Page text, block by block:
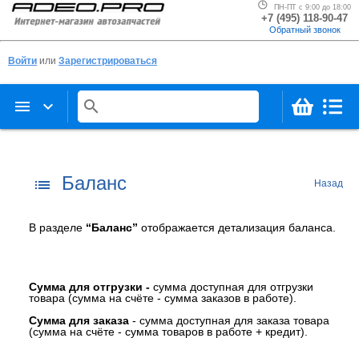
ПН-ПТ с 9:00 до 18:00
+7 (495) 118-90-47
Обратный звонок
Войти или Зарегистрироваться
menu keyboard_arrow_down search
list Баланс Назад
В разделе “Баланс” отображается детализация баланса.
Сумма для отгрузки - сумма доступная для отгрузки
товара (сумма на счёте - сумма заказов в работе).
Сумма для заказа - сумма доступная для заказа товара
(сумма на счёте - сумма товаров в работе + кредит).